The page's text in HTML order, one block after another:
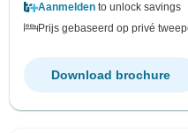
Aanmelden to unlock savings
Prijs gebaseerd op privé
Download brochure